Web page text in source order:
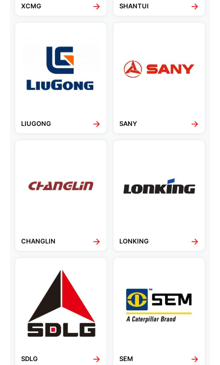
XCMG → SHANTUI →
LIUGONG → SANY →
CHANGLIN → LONKING →
SDLG → SEM →